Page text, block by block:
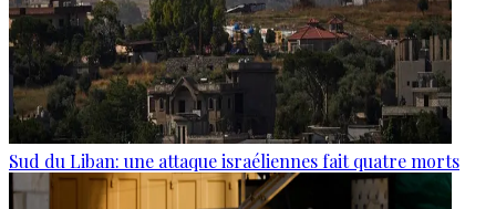
Sud du Liban: une attaque israéliennes fait quatre morts